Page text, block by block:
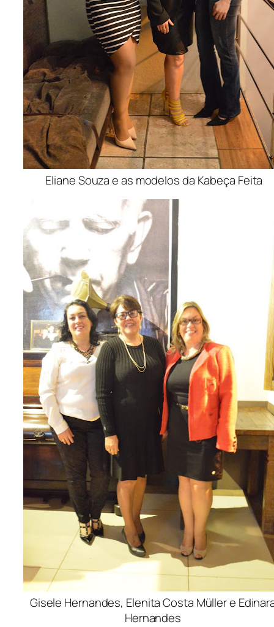
Eliane Souza e as modelos da Kabeça Feita
Gisele Hernandes, Elenita Costa Müller e
Hernandes